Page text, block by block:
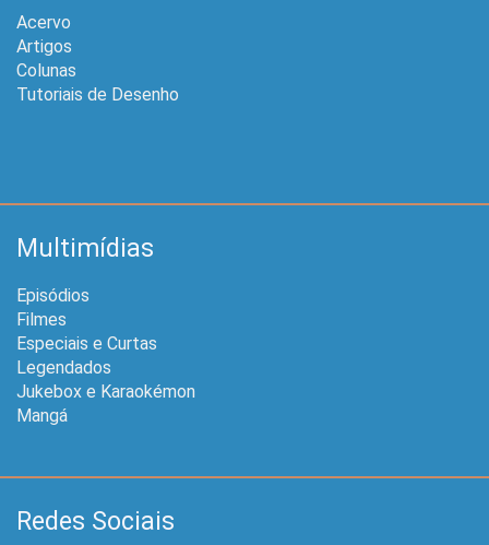
Acervo
Artigos
Colunas
Tutoriais de Desenho
Multimídias
Episódios
Filmes
Especiais e Curtas
Legendados
Jukebox e Karaokémon
Mangá
Redes Sociais